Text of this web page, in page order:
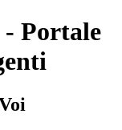
- Portale